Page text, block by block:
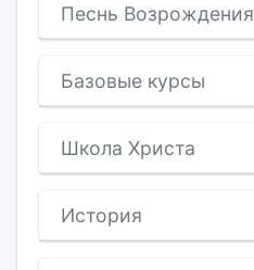
Песнь Возрождения
Базовые курсы
Школа Христа
История